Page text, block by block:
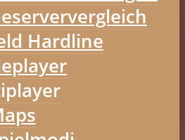
Hardline